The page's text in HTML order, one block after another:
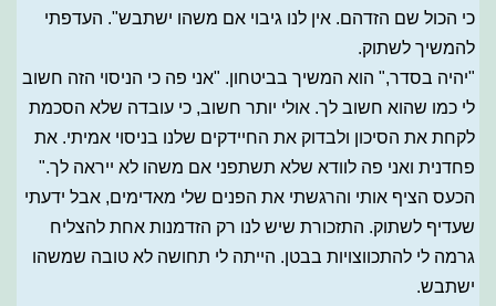
כי הכול שם הזדהם. אין לנו גיבוי אם משהו ישתבש". העדפתי
להמשיך לשתוק.
"יהיה בסדר," הוא המשיך בביטחון. "אני פה כי הניסוי הזה חשוב
לי כמו שהוא חשוב לך. אולי יותר חשוב, כי עובדה שלא הסכמת
לקחת את הסיכון ולבדוק את החיידקים שלנו בניסוי אמיתי. את
פחדנית ואני פה לוודא שלא תשתפני אם משהו לא ייראה לך."
הכעס הציף אותי והרגשתי את הפנים שלי מאדימים, אבל ידעתי
שעדיף לשתוק. התזכורת שיש לנו רק הזדמנות אחת להצליח
גרמה לי להתכווצויות בבטן. הייתה לי תחושה לא טובה שמשהו
ישתבש.